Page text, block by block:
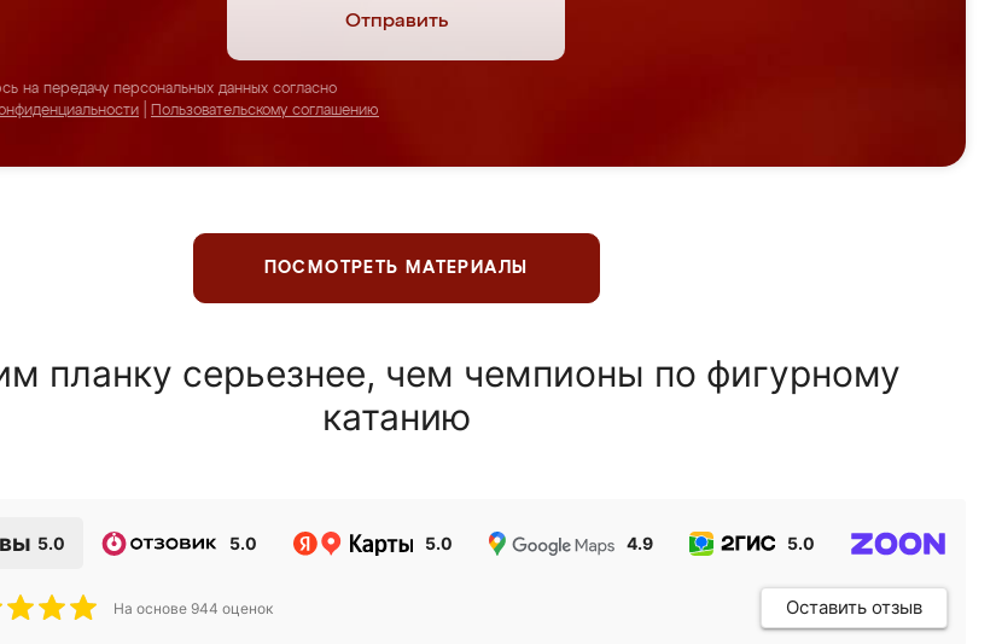
Отправить
на передачу персональных данных согласно
Пользовательскому соглашению
ПОСМОТРЕТЬ МАТЕРИАЛЫ
планку серьезнее, чем чемпионы по фигурному
катанию
5.0 5.0 5.0 4.9 5.0
На основе 944 оценок Оставить отзыв